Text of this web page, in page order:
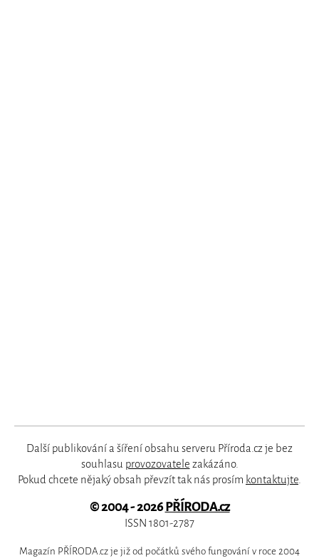
Další publikování a šíření obsahu serveru Příroda.cz je bez
souhlasu provozovatele zakázáno.
Pokud chcete nějaký obsah převzít tak nás prosím kontaktujte.
© 2004 - 2026PŘÍRODA.cz
ISSN 1801-2787
Magazín PŘÍRODA.cz je již od počátků svého fungování v roce 2004